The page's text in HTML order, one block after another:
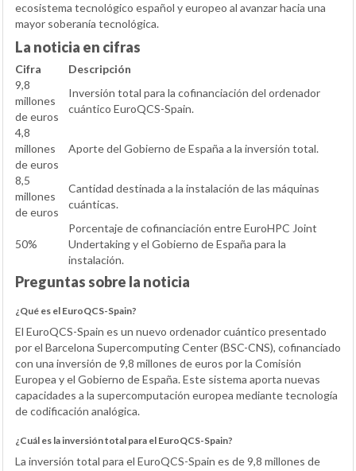
ecosistema tecnológico español y europeo al avanzar hacia una
mayor soberanía tecnológica.
La noticia en cifras
Cifra
Descripción
9,8
millones
de euros
Inversión total para la cofinanciación del ordenador
cuántico EuroQCS-Spain.
4,8
millones
de euros
Aporte del Gobierno de España a la inversión total.
8,5
millones
de euros
Cantidad destinada a la instalación de las máquinas
cuánticas.
50%
Porcentaje de cofinanciación entre EuroHPC Joint
Undertaking y el Gobierno de España para la
instalación.
Preguntas sobre la noticia
¿Qué es el EuroQCS-Spain?
El EuroQCS-Spain es un nuevo ordenador cuántico presentado
por el Barcelona Supercomputing Center (BSC-CNS), cofinanciado
con una inversión de 9,8 millones de euros por la Comisión
Europea y el Gobierno de España. Este sistema aporta nuevas
capacidades a la supercomputación europea mediante tecnología
de codificación analógica.
¿Cuál es la inversión total para el EuroQCS-Spain?
La inversión total para el EuroQCS-Spain es de 9,8 millones de